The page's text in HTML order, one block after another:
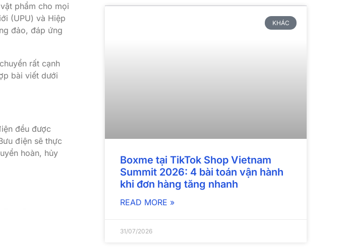
phẩm cho mọi
(UPU) và Hiệp
đảo, đáp ứng
rất cạnh
bài viết dưới
đều được
điện sẽ thực
hoàn, hủy
KHÁC
Boxme tại TikTok Shop Vietnam
Summit 2026: 4 bài toán vận hành
khi đơn hàng tăng nhanh
READ MORE »
31/07/2026